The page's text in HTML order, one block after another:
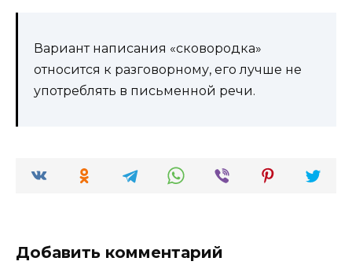
Вариант написания «сковородка»
относится к разговорному, его лучше не
употреблять в письменной речи.
Добавить комментарий